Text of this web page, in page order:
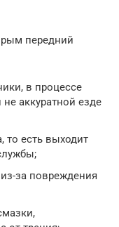
передний
в процессе
аккуратной езде
то есть выходит
из-за повреждения